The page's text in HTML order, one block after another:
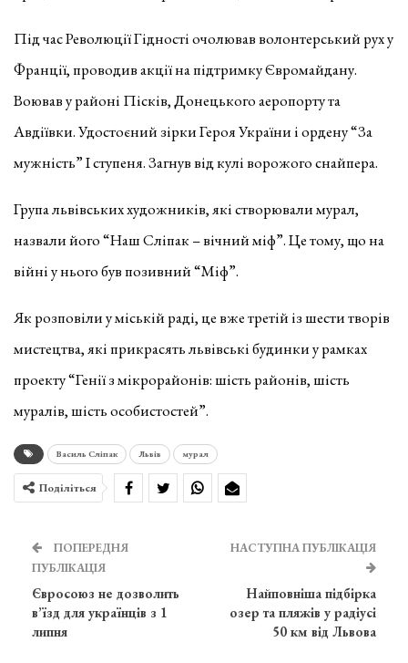
Під час Революції Гідності очолював волонтерський рух у
Франції, проводив акції на підтримку Євромайдану.
Воював у районі Пісків, Донецького аеропорту та
Авдіївки. Удостоєний зірки Героя України і ордену “За
мужність” I ступеня. Загнув від кулі ворожого снайпера.
Група львівських художників, які створювали мурал,
назвали його “Наш Сліпак – вічний міф”. Це тому, що на
війні у нього був позивний “Міф”.
Як розповіли у міській раді, це вже третій із шести творів
мистецтва, які прикрасять львівські будинки у рамках
проекту “Генії з мікрорайонів: шість районів, шість
муралів, шість особистостей”.
Василь Сліпак Львів мурал
Поділіться
ПОПЕРЕДНЯ
ПУБЛІКАЦІЯ
Євросоюз не дозволить
в’їзд для українців з 1
липня
НАСТУПНА ПУБЛІКАЦІЯ
Найповніша підбірка
озер та пляжів у радіусі
50 км від Львова